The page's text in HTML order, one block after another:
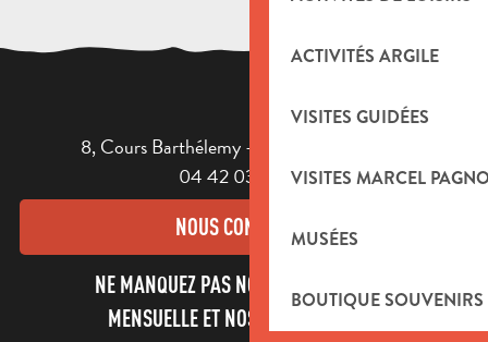
ACTIVITÉS ARGILE
VISITES GUIDÉES
VISITES MARCEL
MUSÉES
BOUTIQUE
8, Cours Barthélemy - 13400 AUBAGNE
04 42 03 49 98
NOUS CONTACTER
NE MANQUEZ PAS NOTRE NEWSLETTER
MENSUELLE ET NOS INFORMATIONS